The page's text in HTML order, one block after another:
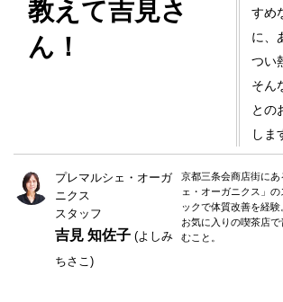
教えて吉見さ
ん！
すめ
に、
つい
そん
との
しま
プレマルシェ・オーガ
ニクス
スタッフ
吉見 知佐子(よしみ
ちさこ)
京都三条会商店街に
ェ・オーガニクス」
ックで体質改善を経
お気に入りの喫茶店
むこと。